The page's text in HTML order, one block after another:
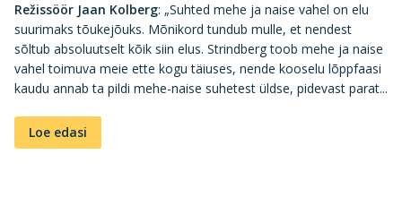
Režissöör Jaan Kolberg: „Suhted mehe ja naise vahel on elu
suurimaks tõukejõuks. Mõnikord tundub mulle, et nendest
sõltub absoluutselt kõik siin elus. Strindberg toob mehe ja naise
vahel toimuva meie ette kogu täiuses, nende kooselu lõppfaasi
kaudu annab ta pildi mehe-naise suhetest üldse, pidevast parat...
Loe edasi